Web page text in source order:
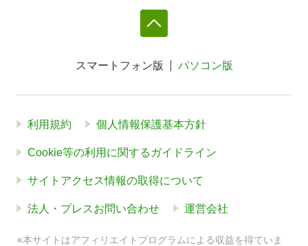
スマートフォン版 パソコン版
利用規約 個人情報保護基本方針
Cookie等の利用に関するガイドライン
サイトアクセス情報の取得について
法人・プレスお問い合わせ 運営会社
※本サイトはアフィリエイトプログラムによる収益を得ていま